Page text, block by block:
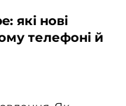
які нові
телефоні й